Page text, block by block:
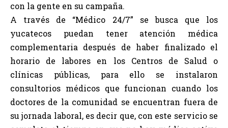
con la gente en su campaña.
A través de “Médico 24/7” se busca que los
yucatecos puedan tener atención médica
complementaria después de haber finalizado el
horario de labores en los Centros de Salud o
clínicas públicas, para ello se instalaron
consultorios médicos que funcionan cuando los
doctores de la comunidad se encuentran fuera de
su jornada laboral, es decir que, con este servicio se